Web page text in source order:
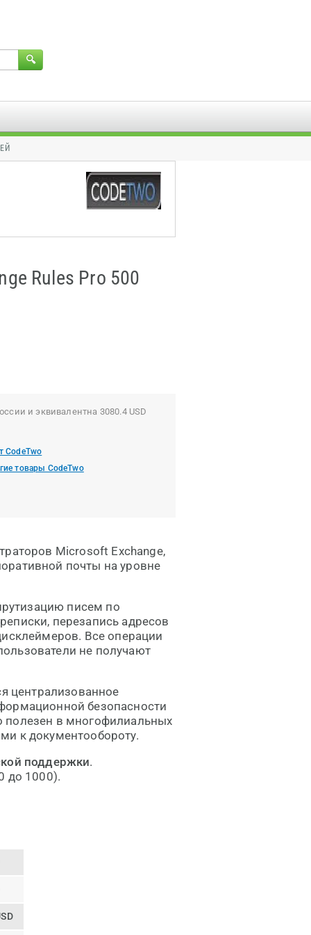
Rules Pro 500
и эквивалентна 3080.4 USD
CodeTwo
товары CodeTwo
Microsoft Exchange,
почты на уровне
писем по
перезапись адресов
Все операции
не получают
централизованное
безопасности
полезен в многофилиальных
к документообороту.
поддержки.
до 1000).